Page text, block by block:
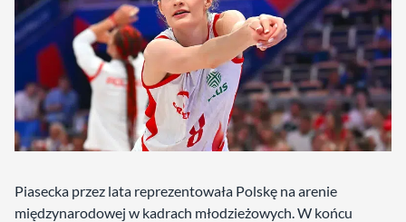
Piasecka przez lata reprezentowała Polskę na arenie
międzynarodowej w kadrach młodzieżowych. W końcu